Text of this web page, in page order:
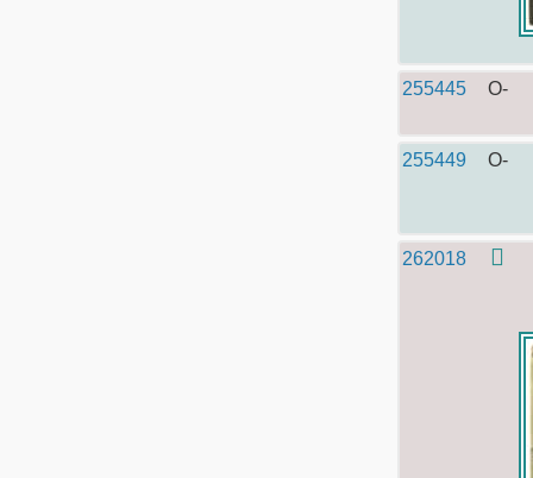
255445 O-
255449 O-
262018